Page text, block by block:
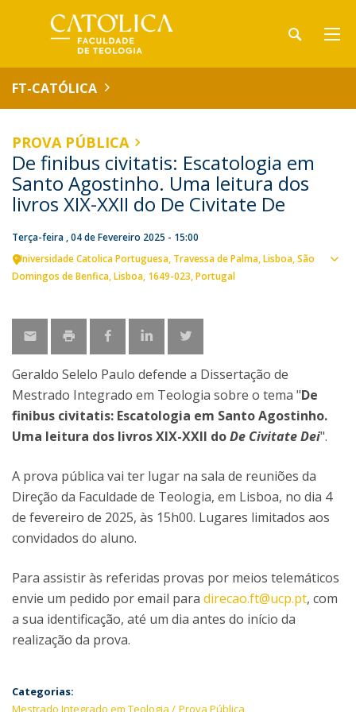
FT-CATÓLICA
PROVA PÚBLICA
De finibus civitatis: Escatologia em
Santo Agostinho. Uma leitura dos
livros XIX-XXII do De Civitate De
Terça-feira , 04 de Fevereiro 2025 - 15:00
Universidade Catolica Portuguesa Travessa de Palma Lisboa São
Domingos de Benfica, Lisboa 1649-023 Portugal
Geraldo Selelo Paulo defende a Dissertação de
Mestrado Integrado em Teologia sobre o tema "De
finibus civitatis: Escatologia em Santo Agostinho.
Uma leitura dos livros XIX-XXII doDe Civitate Dei".
A prova pública vai ter lugar na sala de reuniões da
Direção da Faculdade de Teologia, em Lisboa, no dia 4
de fevereiro de 2025, às 15h00. Lugares limitados aos
convidados do aluno.
Para assistir às referidas provas por meios telemáticos
envie um pedido por email para direcao.ft@ucp.pt, com
a sua identificação, até um dia antes do início da
realização da prova.
Categorias:
Mestrado Integrado em Teologia
Prova Pública